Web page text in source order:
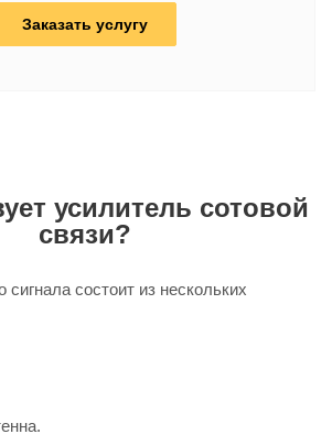
Заказать услугу
усилитель сотовой
связи?
сигнала состоит из нескольких